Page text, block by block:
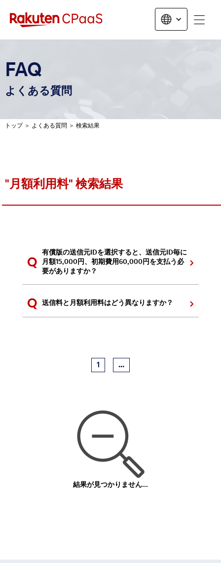
無料トライアルお申し込み
FAQ
よくある質問
トップ ＞ よくある質問 ＞ 検索結果
"月額利用料" 検索結果
有償版の送信元IDを選択すると、送信元ID毎に
月額15,000円、初期費用60,000円を支払う必
要がありますか？
送信料と月額利用料はどう異なりますか？
1 ...
結果が見つかりません...